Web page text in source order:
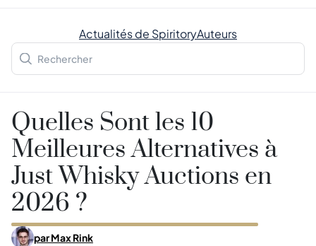
Actualités de SpiritoryAuteurs
Quelles Sont les 10
Meilleures Alternatives à
Just Whisky Auctions en
2026 ?
parMax Rink